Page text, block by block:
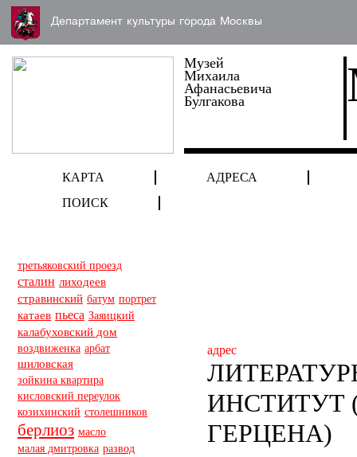
Департамент культуры города Москвы
Музей
Михаила
Афанасьевича
Булгакова
КАРТА
АДРЕСА
ПОИСК
третьяковский проезд
сталин лиходеев
стравинский батум портрет
катаев пьеса Заяицкий
калабуховский дом
воздвиженка арбат
шиловская
зойкина квартира
кисловский переулок
козихинский столешников
берлиоз масло
малая дмитровка развод
адрес
ИНСТИТУТ
ГЕРЦЕНА)